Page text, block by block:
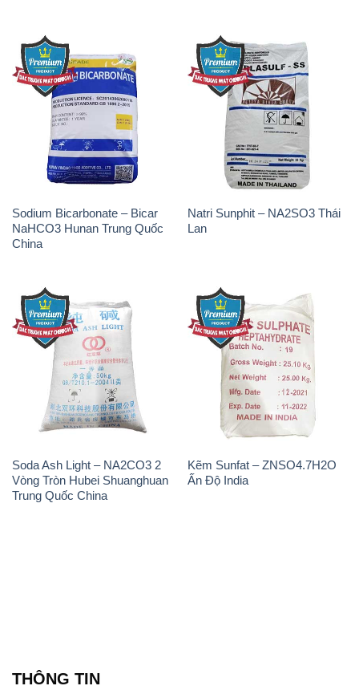
Sodium Bicarbonate – Bicar
NaHCO3 Hunan Trung Quốc
China
Natri Sunphit – NA2SO3 Thái
Lan
Soda Ash Light – NA2CO3 2
Vòng Tròn Hubei Shuanghuan
Trung Quốc China
Kẽm Sunfat – ZNSO4.7H2O
Ấn Độ India
THÔNG TIN